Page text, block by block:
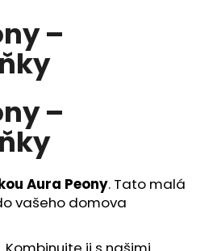
–
–
Aura Peony. Tato malá
vašeho domova